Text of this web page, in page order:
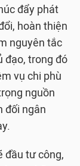
đẩy phát
hoàn thiện
nguyên tắc
đạo, trong đó
vụ chi phù
nguồn
đối ngân
đầu tư công,